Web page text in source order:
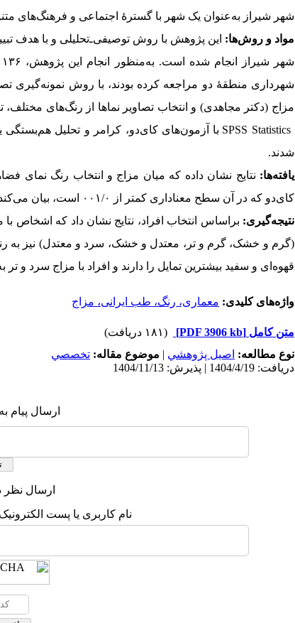
شهر شیراز به‌عنوان یک شهر با گسترۀ اجتماعی و فرهنگ‌های
مواد و روش‌ها: این پژوهش با روش توصیفی‌ـ‌تحلیلی و با هدف
شهر شیراز انجام شده است.
شهرداری منطقۀ دو مراجعه کرده بودند، با روش نمونه‌گیری
SPSS Statistics
با آزمون‌های کای‌دو، کرامر و تحلیل هم‌بستگی
شدند.
یافته‌ها: نتایج نشان داده که میان مزاج و انتخاب رنگ نمای
کای‌دو که در آن سطح معناداری کمتر از ۰۰۱/۰ است، بیان می‌کند این رابطه از نظر آماری معنادار بوده است.
نتیجه‌گیری: براساس انتخاب افراد، نتایج نشان داد که اشخاص
(گرم و خشک، گرم و تر، معتدل و خشک، سرد و معتدل) نیز به
قهوه‌ای و سفید بیشترین تمایل را دارند و افراد با مزاج سرد و تر
واژه‌های کلیدی: معماری، رنگ، طب ایرانی، مزاج
متن کامل [PDF 3906 kb]
(۱۸۱ دریافت)
نوع مطالعه: اصيل پژوهشي | موضوع مقاله: تخصصي
دریافت: 1404/4/19 | پذیرش: 1404/11/13
ارسال پیام
ارسال نظر
نام کاربری یا پست